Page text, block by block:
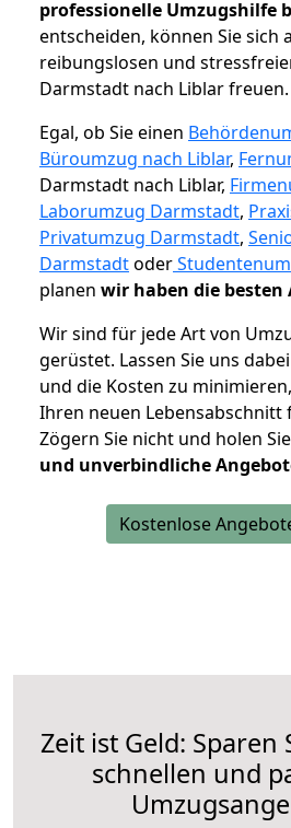
professionelle Umzugshilfe
entscheiden, können Sie sich
reibungslosen und
Darmstadt nach Liblar freuen.
Egal, ob Sie einen
Büroumzug nach Liblar,
Darmstadt nach Liblar,
Laborumzug Darmstadt,
Privatumzug Darmstadt,
Darmstadtoder
planen wir haben die besten
Wir sind für jede Art von
gerüstet. Lassen Sie uns
und die Kosten zu
Ihren neuen Lebensabschnitt
Zögern Sie nicht und holen
und unverbindliche
Kostenlose
Zeit ist Geld: Sparen
schnellen und